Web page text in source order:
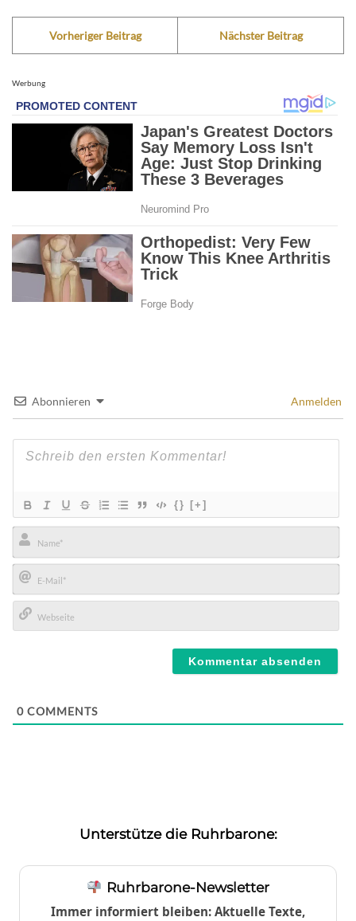
Vorheriger Beitrag Nächster Beitrag
Werbung
Abonnieren Anmelden
{} [+]
Name*
E-
Mail*
0 COMMENTS
Unterstütze die Ruhrbarone:
Ruhrbarone-Newsletter
Immer informiert bleiben: Aktuelle Texte,